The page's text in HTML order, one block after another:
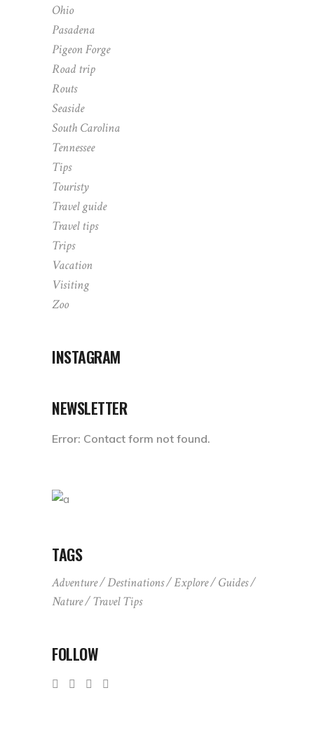
Ohio
Pasadena
Pigeon Forge
Road trip
Routs
Seaside
South Carolina
Tennessee
Tips
Touristy
Travel guide
Travel tips
Trips
Vacation
Visiting
Zoo
INSTAGRAM
NEWSLETTER
Error: Contact form not found.
TAGS
Adventure Destinations Explore
Guides
Nature
Travel Tips
FOLLOW